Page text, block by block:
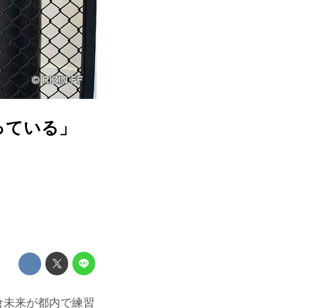
いる」
来が都内で練習